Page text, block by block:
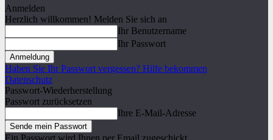
Anmelden
Herzlich willkommen! Melden Sie sich an
Ihr Benutzername
Ihr Passwort
Haben Sie Ihr Passwort vergessen? Hilfe bekommen
Datenschutz
Passwort-Wiederherstellung
Passwort zurücksetzen
Ihre E-Mail-Adresse
Ein Passwort wird Ihnen per Email zugeschickt.